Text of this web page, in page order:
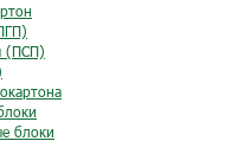
(ПСП)
блоки